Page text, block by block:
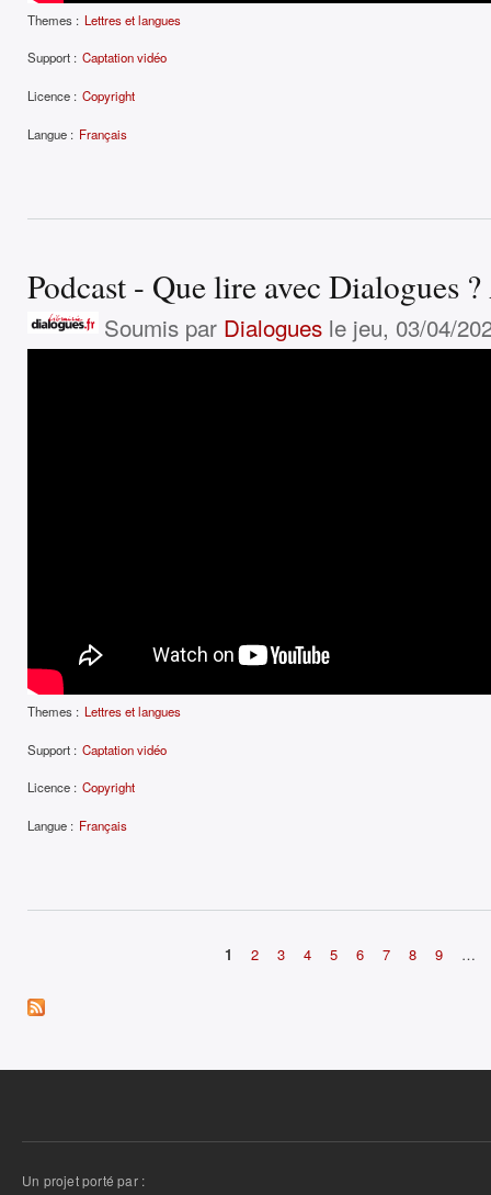
Themes : Lettres et langues
Support : Captation vidéo
Licence : Copyright
Langue : Français
Podcast - Que lire avec Dialogues
Soumis par Dialoguesle jeu, 03/04/
Themes : Lettres et langues
Support : Captation vidéo
Licence : Copyright
Langue : Français
1 2 3 4 5 6 7 8 9 …
Un projet porté par :